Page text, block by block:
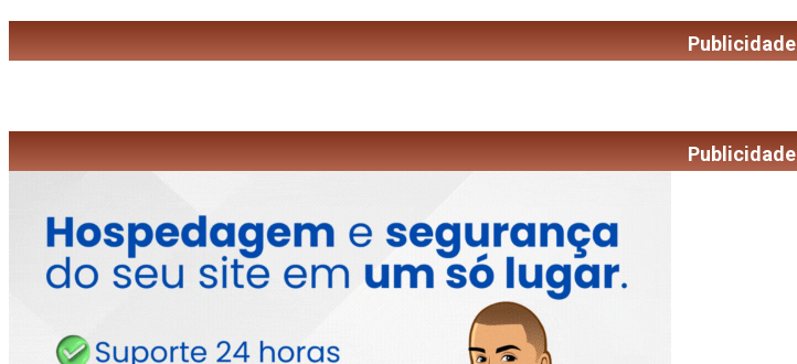
Publicidade
Publicidade